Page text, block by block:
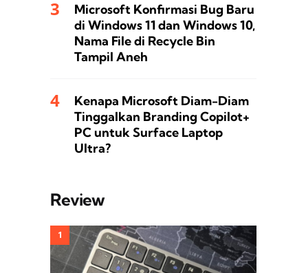
Microsoft Konfirmasi Bug Baru
di Windows 11 dan Windows 10,
Nama File di Recycle Bin
Tampil Aneh
Kenapa Microsoft Diam-Diam
Tinggalkan Branding Copilot+
PC untuk Surface Laptop
Ultra?
Review